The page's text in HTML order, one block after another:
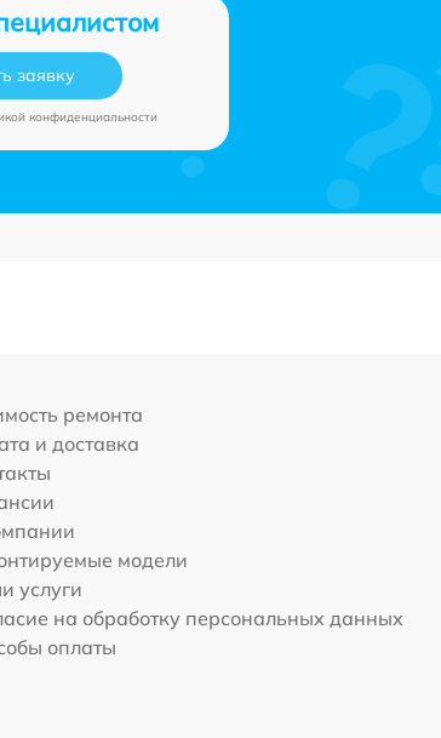
заявку
конфиденциальности
ремонта
и доставка
модели
услуги
на обработку персональных данных
оплаты